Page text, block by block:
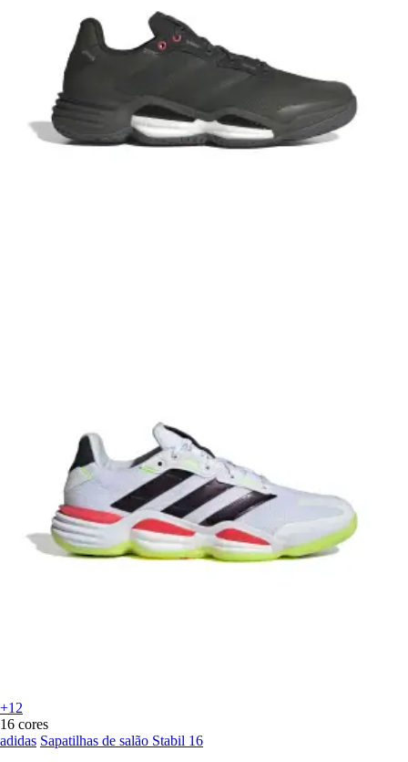
+12
16 cores
adidas Sapatilhas de salão Stabil 16